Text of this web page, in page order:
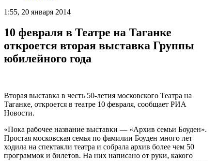
1:55, 20 января 2014
10 февраля в Театре на Таганке
откроется вторая выставка Группы
юбилейного года
Вторая выставка в честь 50-летия московского Театра на
Таганке, откроется в театре 10 февраля, сообщает РИА
Новости.
«Пока рабочее название выставки — «Архив семьи Боуден».
Простая московская семья по фамилии Боуден много лет
ходила на спектакли театра и собрала архив более чем 50
программок и билетов. На них написано от руки, какого